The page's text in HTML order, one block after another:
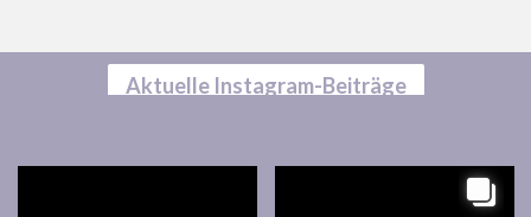
Aktuelle Instagram-Beiträge